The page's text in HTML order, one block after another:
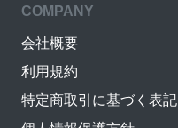
COMPANY
会社概要
利用規約
特定商取引に基づく表記